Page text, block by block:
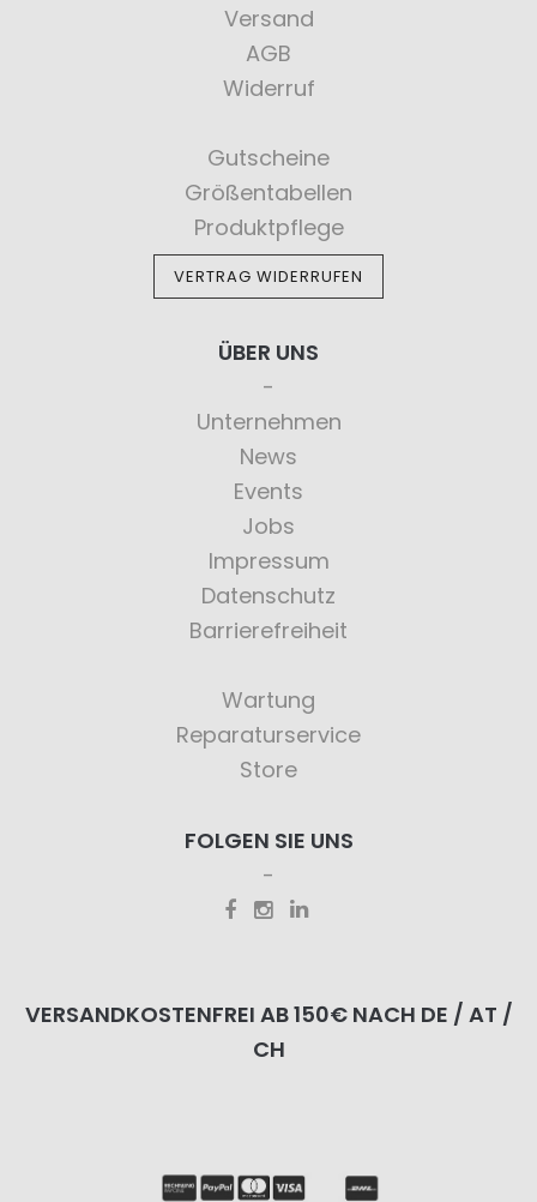
Versand
AGB
Widerruf
Gutscheine
Größentabellen
Produktpflege
VERTRAG WIDERRUFEN
ÜBER UNS
Unternehmen
News
Events
Jobs
Impressum
Datenschutz
Barrierefreiheit
Wartung
Reparaturservice
Store
FOLGEN SIE UNS
VERSANDKOSTENFREI AB 150€ NACH DE / AT /
CH